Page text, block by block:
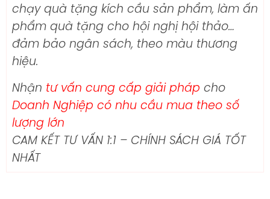
chạy quà tặng kích cầu sản phẩm, làm ấn
phẩm quà tặng cho hội nghị hội thảo…
đảm bảo ngân sách, theo màu thương
hiệu.
Nhận tư vấn cung cấp giải pháp cho
Doanh Nghiệp có nhu cầu mua theo số
lượng lớn
CAM KẾT TƯ VẤN 1:1 – CHÍNH SÁCH GIÁ TỐT
NHẤT